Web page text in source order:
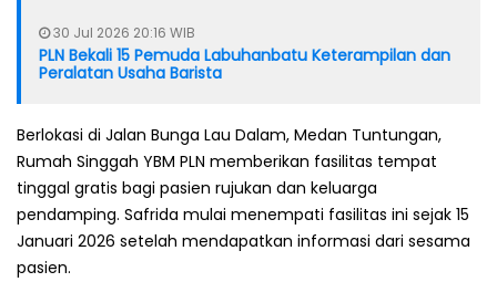
30 Jul 2026 20:16 WIB
PLN Bekali 15 Pemuda Labuhanbatu Keterampilan dan
Peralatan Usaha Barista
Berlokasi di Jalan Bunga Lau Dalam, Medan Tuntungan,
Rumah Singgah YBM PLN memberikan fasilitas tempat
tinggal gratis bagi pasien rujukan dan keluarga
pendamping. Safrida mulai menempati fasilitas ini sejak 15
Januari 2026 setelah mendapatkan informasi dari sesama
pasien.